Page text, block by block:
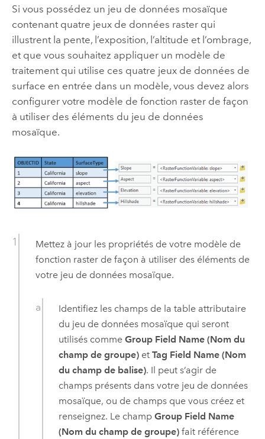
Si vous possédez un jeu de données mosaïque
contenant quatre jeux de données raster qui
illustrent la pente, l’exposition, l’altitude et l’ombrage,
et que vous souhaitez appliquer un modèle de
traitement qui utilise ces quatre jeux de données de
surface en entrée dans un modèle, vous devez alors
configurer votre modèle de fonction raster de façon
à utiliser des éléments du jeu de données
mosaïque.
Mettez à jour les propriétés de votre modèle de
fonction raster de façon à utiliser des éléments de
votre jeu de données mosaïque.
Identifiez les champs de la table attributaire
du jeu de données mosaïque qui seront
utilisés commeGroup Field Name (Nom du
champ de groupe) etTag Field Name (Nom
du champ de balise). Il peut s’agir de
champs présents dans votre jeu de données
mosaïque, ou de champs que vous créez et
renseignez. Le champGroup Field Name
(Nom du champ de groupe) fait référence